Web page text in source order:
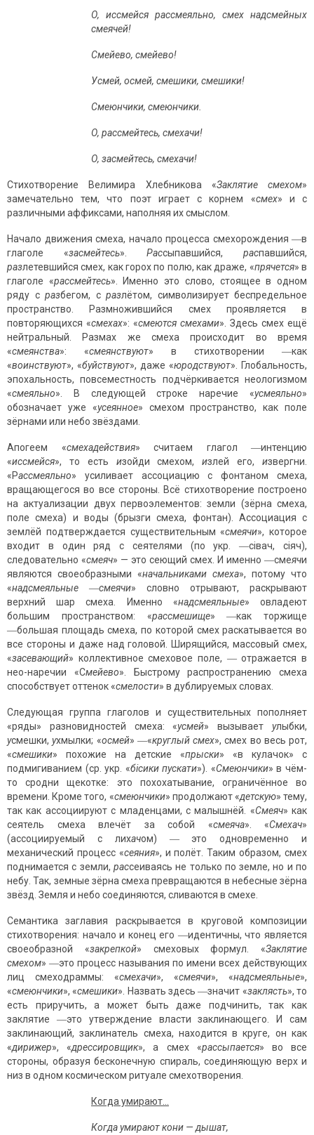
О, иссмейся рассмеяльно, смех надсмейных
смеячей!
Смейево, смейево!
Усмей, осмей, смешики, смешики!
Смеюнчики, смеюнчики.
О, рассмейтесь, смехачи!
О, засмейтесь, смехачи!
Стихотворение Велимира Хлебникова «Заклятие смехом»
замечательно тем, что поэт играет с корнем «смех» и с
различными аффиксами, наполняя их смыслом.
Начало движения смеха, начало процесса смехорождения ―в
глаголе «засмейтесь».Рассыпавшийся,распавшийся,
разлетевшийся смех, как горох по полю, как драже, «прячется» в
глаголе «рассмейтесь». Именно это слово, стоящее в одном
ряду с разбегом, с разлётом, символизирует беспредельное
пространство. Размножившийся смех проявляется в
повторяющихся «смехах»: «смеются смехами». Здесь смех ещё
нейтральный. Размах же смеха происходит во время
«смеянства»: «смеянствуют» в стихотворении ―как
«воинствуют», «буйствуют», даже «юродствуют». Глобальность,
эпохальность, повсеместность подчёркивается неологизмом
«смеяльно». В следующей строке наречие «усмеяльно»
обозначает уже «усеянное» смехом пространство, как поле
зёрнами или небо звёздами.
Апогеем «смехадействия» считаем глагол ―интенцию
«иссмейся», то есть изойди смехом,излей его,извергни.
«Рассмеяльно» усиливает ассоциацию с фонтаном смеха,
вращающегося во все стороны. Всё стихотворение построено
на актуализации двух первоэлементов: земли (зёрна смеха,
поле смеха) и воды (брызги смеха, фонтан). Ассоциация с
землёй подтверждается существительным «смеячи», которое
входит в один ряд с сеятелями (по укр. ―сівач, сіяч),
следовательно «смеяч» — это сеющий смех. И именно ―смеячи
являются своеобразными «начальниками смеха», потому что
«надсмеяльные ―смеячи» словно отрывают, раскрывают
верхний шар смеха. Именно «надсмеяльные» овладеют
большим пространством: «рассмешище» ―как торжище
―большая площадь смеха, по которой смех раскатывается во
все стороны и даже над головой. Ширящийся, массовый смех,
«засевающий» коллективное смеховое поле, ― отражается в
нео-наречии «Смейево». Быстрому распространению смеха
способствует оттенок «смелости» в дублируемых словах.
Следующая группа глаголов и существительных пополняет
«ряды» разновидностей смеха: «усмей» вызываетулыбки,
усмешки,ухмылки; «осмей» ―«круглый смех», смех во весь рот,
«смешики» похожие на детские «прыски» «в кулачок» с
подмигиванием (ср. укр. «бісики пускати»). «Смеюнчики» в чём-
то сродни щекотке: это похохатывание, ограничённое во
времени. Кроме того, «смеюнчики» продолжают «детскую» тему,
так как ассоциируют с младенцами, с малышнёй. «Смеяч» как
сеятель смеха влечёт за собой «смеяча». «Смехач»
(ассоциируемый с лихачом) ― это одновременно и
механический процесс «сеяния», и полёт. Таким образом, смех
поднимается с земли, рассеиваясь не только по земле, но и по
небу. Так, земные зёрна смеха превращаются в небесные зёрна
звёзд. Земля и небо соединяются, сливаются в смехе.
Семантика заглавия раскрывается в круговой композиции
стихотворения: начало и конец его ―идентичны, что является
своеобразной «закрепкой» смеховых формул. «Заклятие
смехом» ―это процесс называния по имени всех действующих
лиц смеходраммы: «смехачи», «смеячи», «надсмеяльные»,
«смеюнчики», «смешики». Назвать здесь ―значит «заклясть», то
есть приручить, а может быть даже подчинить, так как
заклятие ―это утверждение власти заклинающего. И сам
заклинающий, заклинатель смеха, находится в круге, он как
«дирижер», «дрессировщик», а смех «рассыпается» во все
стороны, образуя бесконечную спираль, соединяющую верх и
низ в одном космическом ритуале смехотворения.
Когда умирают…
Когда умирают кони — дышат,